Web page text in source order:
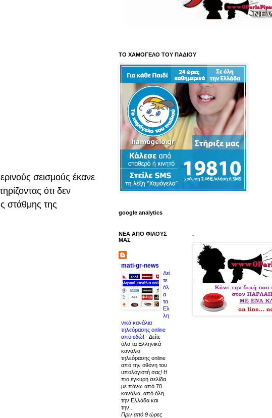
σεισμούς έκανε
ότι δεν
στάθμης της
ΤΟ ΧΑΜΟΓΕΛΟ ΤΟΥ ΠΑΔΙΟΥ
google analytics
ΝΕΑ ΑΠΟ ΦΙΛΟΥΣ
ΜΑΣ
mati-gr-news
Δεί
τε
όλ
α
τα
Ελ
λη
νικά κανάλια
τηλεόρασης online
από εδώ! -Δείτε
όλα τα Ελληνικά
κανάλια
τηλεόρασης online
από την οθόνη του
υπολογιστή σας! Η
πιο έγκυρη σελίδα
με πάνω από 70
κανάλια, από όλη
την Ελλάδα και
την...
Πριν από 9 ώρες
.